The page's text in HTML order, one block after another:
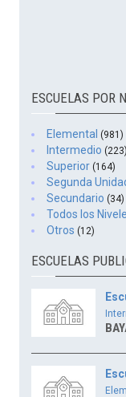
ESCUELAS POR
Elemental (981)
Intermedio (223)
Superior (164)
Segunda
Secundario (34)
Todos los
Otros (12)
ESCUELAS